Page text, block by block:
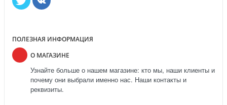
ПОЛЕЗНАЯ ИНФОРМАЦИЯ
О МАГАЗИНЕ
Узнайте больше о нашем магазине: кто мы, наши клиенты и
почему они выбрали именно нас. Наши контакты и
реквизиты.